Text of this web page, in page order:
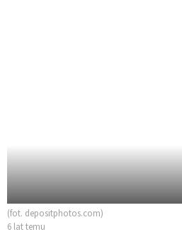
(fot. depositphotos.com)
6 lat temu